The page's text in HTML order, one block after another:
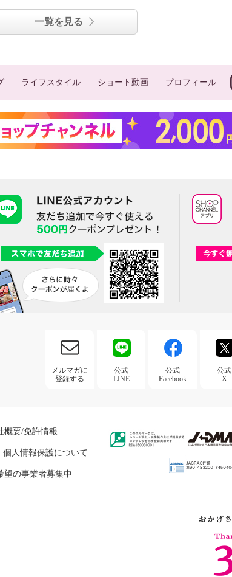
一覧を見る
ライフスタイル ショート動画 プロフィール
メルマガに
登録する
公式
LINE
公式
Facebook
公式
X
概要/免許情報
個人情報保護について
望の事業者募集中